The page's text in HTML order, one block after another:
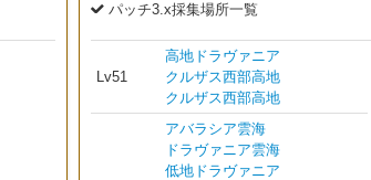
パッチ3.x採集場所一覧
Lv51
高地ドラヴァニア
クルザス西部高地
クルザス西部高地
アバラシア雲海
ドラヴァニア雲海
低地ドラヴァニア